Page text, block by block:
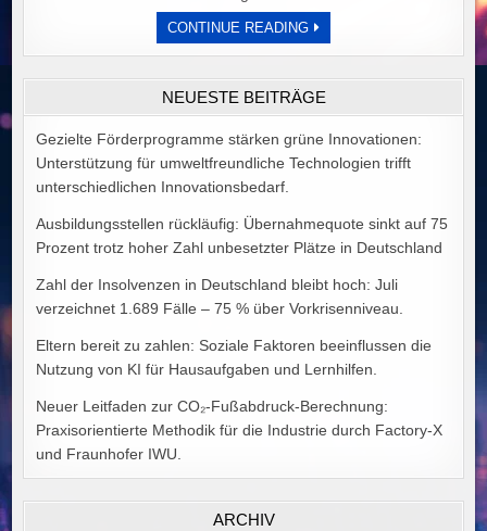
CONTINUE READINGDER
PREIS
POLITISCHER
VON
ALEX
GOODMAN
NEUESTE BEITRÄGE
Gezielte Förderprogramme stärken grüne Innovationen:
Unterstützung für umweltfreundliche Technologien trifft
unterschiedlichen Innovationsbedarf.
Ausbildungsstellen rückläufig: Übernahmequote sinkt auf 75
Prozent trotz hoher Zahl unbesetzter Plätze in Deutschland
Zahl der Insolvenzen in Deutschland bleibt hoch: Juli
verzeichnet 1.689 Fälle – 75 % über Vorkrisenniveau.
Eltern bereit zu zahlen: Soziale Faktoren beeinflussen die
Nutzung von KI für Hausaufgaben und Lernhilfen.
Neuer Leitfaden zur CO₂-Fußabdruck-Berechnung:
Praxisorientierte Methodik für die Industrie durch Factory-X
und Fraunhofer IWU.
ARCHIV